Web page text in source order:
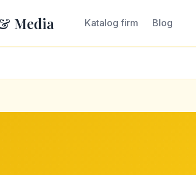
Media Katalog firm Blog